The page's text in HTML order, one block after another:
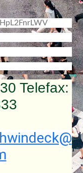
Telefax: